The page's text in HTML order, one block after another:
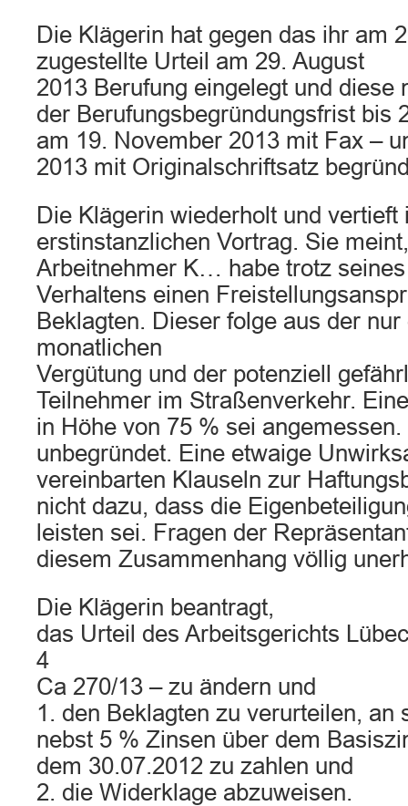
Die Klägerin hat gegen das ihr am
zugestellte Urteil am 29. August
2013 Berufung eingelegt und diese
der Berufungsbegründungsfrist bis
am 19. November 2013 mit Fax –
2013 mit Originalschriftsatz
Die Klägerin wiederholt und vertieft
erstinstanzlichen Vortrag. Sie
Arbeitnehmer K… habe trotz
Verhaltens einen
Beklagten. Dieser folge aus der nur
monatlichen
Vergütung und der potenziell
Teilnehmer im Straßenverkehr.
in Höhe von 75 % sei
unbegründet. Eine etwaige
vereinbarten Klauseln zur
nicht dazu, dass die
leisten sei. Fragen der
diesem Zusammenhang völlig
Die Klägerin beantragt,
das Urteil des Arbeitsgerichts
4
Ca 270/13 – zu ändern und
1. den Beklagten zu verurteilen, an
nebst 5 % Zinsen über dem
dem 30.07.2012 zu zahlen und
2. die Widerklage abzuweisen.